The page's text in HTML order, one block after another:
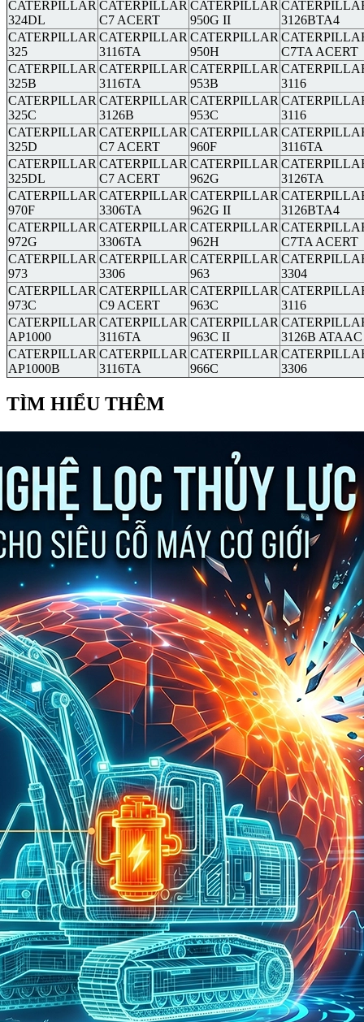
CATERPILLAR
324DL
CATERPILLAR
C7 ACERT
CATERPILLAR
950G II
3126BTA4
CATERPILLAR
325
CATERPILLAR
3116TA
CATERPILLAR
950H
C7TA ACERT
CATERPILLAR
325B
CATERPILLAR
3116TA
CATERPILLAR
953B
3116
CATERPILLAR
325C
CATERPILLAR
3126B
CATERPILLAR
953C
3116
CATERPILLAR
325D
CATERPILLAR
C7 ACERT
CATERPILLAR
960F
3116TA
CATERPILLAR
325DL
CATERPILLAR
C7 ACERT
CATERPILLAR
962G
3126TA
CATERPILLAR
970F
CATERPILLAR
3306TA
CATERPILLAR
962G II
3126BTA4
CATERPILLAR
972G
CATERPILLAR
3306TA
CATERPILLAR
962H
C7TA ACERT
CATERPILLAR
973
CATERPILLAR
3306
CATERPILLAR
963
3304
CATERPILLAR
973C
CATERPILLAR
C9 ACERT
CATERPILLAR
963C
3116
CATERPILLAR
AP1000
CATERPILLAR
3116TA
CATERPILLAR
963C II
3126B ATAAC
CATERPILLAR
AP1000B
CATERPILLAR
3116TA
CATERPILLAR
966C
3306
TÌM HIỂU THÊM